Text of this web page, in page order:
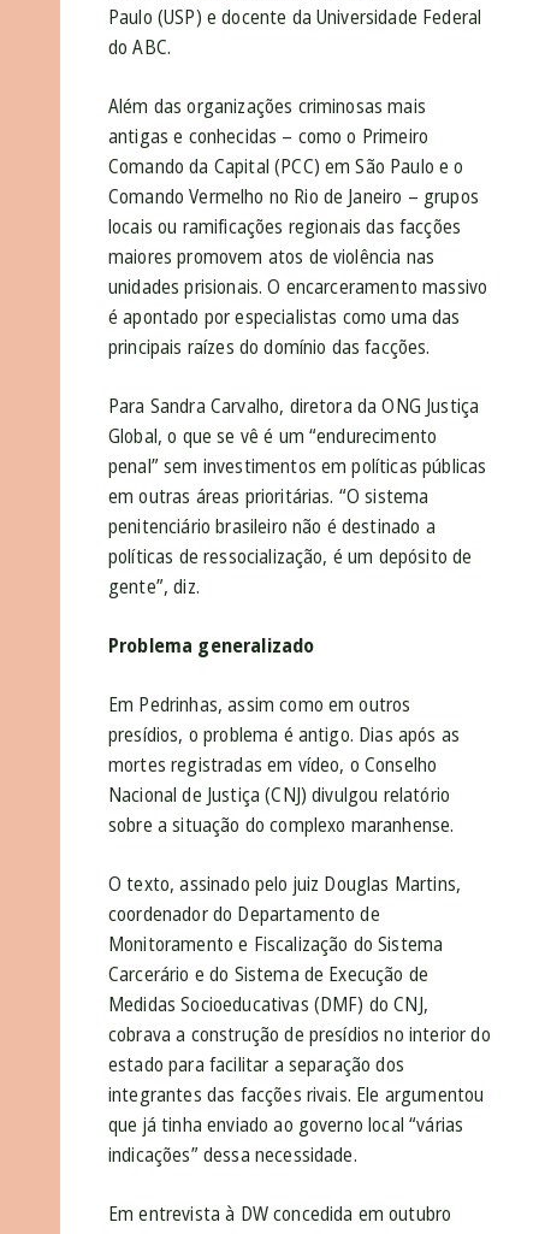
Paulo (USP) e docente da Universidade Federal
do ABC.
Além das organizações criminosas mais
antigas e conhecidas – como o Primeiro
Comando da Capital (PCC) em São Paulo e o
Comando Vermelho no Rio de Janeiro – grupos
locais ou ramificações regionais das facções
maiores promovem atos de violência nas
unidades prisionais. O encarceramento massivo
é apontado por especialistas como uma das
principais raízes do domínio das facções.
Para Sandra Carvalho, diretora da ONG Justiça
Global, o que se vê é um “endurecimento
penal” sem investimentos em políticas públicas
em outras áreas prioritárias. “O sistema
penitenciário brasileiro não é destinado a
políticas de ressocialização, é um depósito de
gente”, diz.
Problema generalizado
Em Pedrinhas, assim como em outros
presídios, o problema é antigo. Dias após as
mortes registradas em vídeo, o Conselho
Nacional de Justiça (CNJ) divulgou relatório
sobre a situação do complexo maranhense.
O texto, assinado pelo juiz Douglas Martins,
coordenador do Departamento de
Monitoramento e Fiscalização do Sistema
Carcerário e do Sistema de Execução de
Medidas Socioeducativas (DMF) do CNJ,
cobrava a construção de presídios no interior do
estado para facilitar a separação dos
integrantes das facções rivais. Ele argumentou
que já tinha enviado ao governo local “várias
indicações” dessa necessidade.
Em entrevista à DW concedida em outubro